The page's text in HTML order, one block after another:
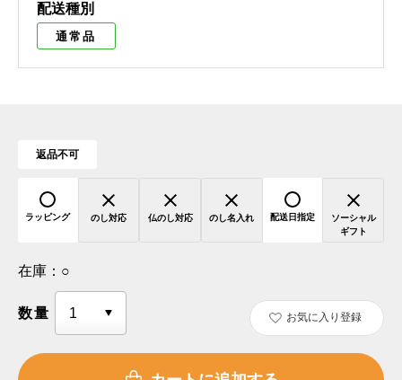
配送種別
通常品
返品不可
ラッピング のし対応 仏のし対応 のし名入れ 配送日指定
ソーシャル
ギフト
在庫： ○
数量 お気に入り登録